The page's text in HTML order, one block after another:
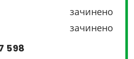
зачинено
зачинено
598